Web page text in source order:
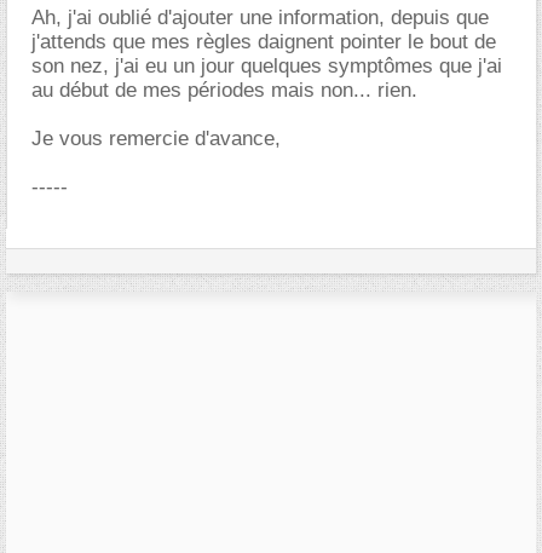
Ah, j'ai oublié d'ajouter une information, depuis que
j'attends que mes règles daignent pointer le bout de
son nez, j'ai eu un jour quelques symptômes que j'ai
au début de mes périodes mais non... rien.
Je vous remercie d'avance,
-----